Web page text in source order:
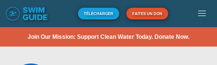
TÉLÉCHARGER FAITES UN DON
Join Our Mission: Support Clean Water Today. Donate Now.